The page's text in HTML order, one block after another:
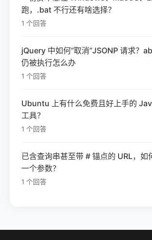
跑，.bat 不行还有啥选择？
1 个回答
jQuery 中如何“取消”JSONP 请求？
仍被执行怎么办
1 个回答
Ubuntu 上有什么免费且好上手的
工具？
1 个回答
已含查询串甚至带 # 锚点的 URL，如
一个参数？
1 个回答